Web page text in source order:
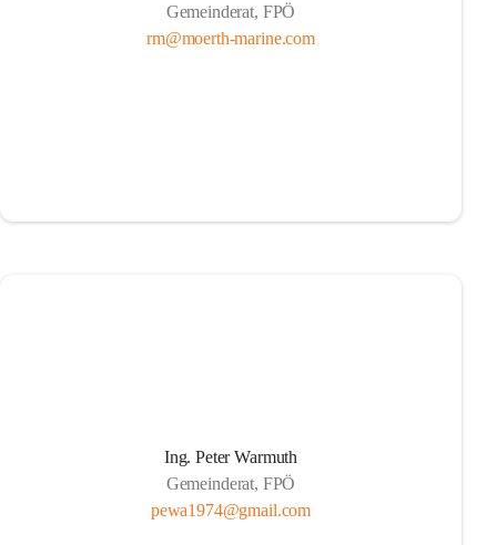
Gemeinderat, FPÖ
rm@moerth-marine.com
Ing. Peter Warmuth
Gemeinderat, FPÖ
pewa1974@gmail.com